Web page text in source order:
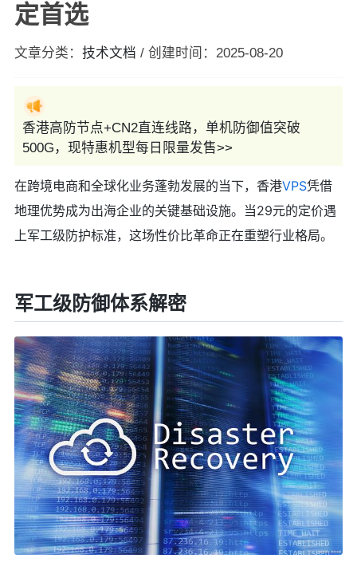
定首选
文章分类： 技术文档 / 创建时间： 2025-08-20
香港高防节点+CN2直连线路，单机防御值突破
500G，现特惠机型每日限量发售>>
在跨境电商和全球化业务蓬勃发展的当下，香港VPS凭借
地理优势成为出海企业的关键基础设施。当29元的定价遇
上军工级防护标准，这场性价比革命正在重塑行业格局。
军工级防御体系解密